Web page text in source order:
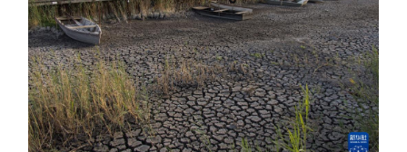
文化 书画 健康 军事
访谈 视频 图片 政务
法律 中央文件 金融 汽车
食品 人居 信息化 数字经济